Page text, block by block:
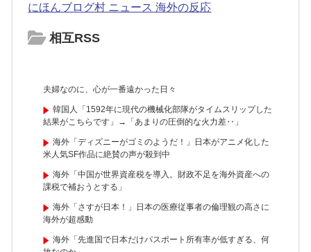
にほんブログ村 ニュース 海外の反応
相互RSS
夫婦なのに、心が一番遠かった日々
韓国人「1592年に現代の機械化部隊がタイムスリップした
結果がこちらです」→「あまりの圧倒的な火力差‥」
海外「ディズニーがゴミのようだ！」日本がアニメ化した
米人気SF作品に絶賛の声が殺到中
海外「中国が世界資産税を導入。財政不足を海外資産への
課税で補おうとする」
海外「さすが日本！」日本の医療従事者の倫理観の高さに
海外が超感動
海外「先進国で日本だけパスポート所有率が低すぎる、何